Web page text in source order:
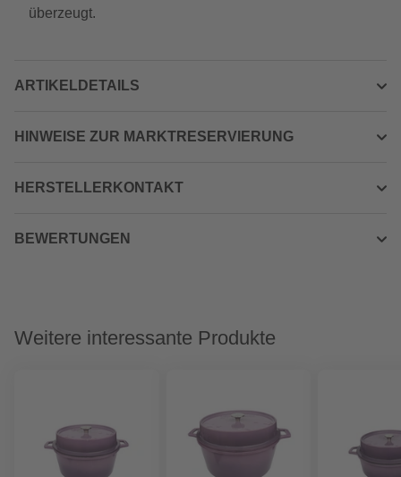
überzeugt.
ARTIKELDETAILS
HINWEISE ZUR MARKTRESERVIERUNG
HERSTELLERKONTAKT
BEWERTUNGEN
Weitere interessante Produkte